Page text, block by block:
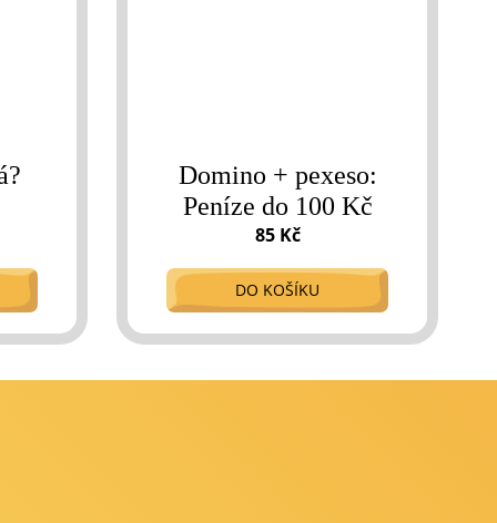
Domino + pexeso:
Peníze do 100 Kč
85 Kč
DO KOŠÍKU